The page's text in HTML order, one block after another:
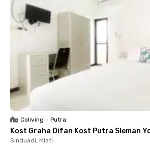
Coliving • Putra
Kost Graha Difan Kost Putra Sleman
Sinduadi, Mlati